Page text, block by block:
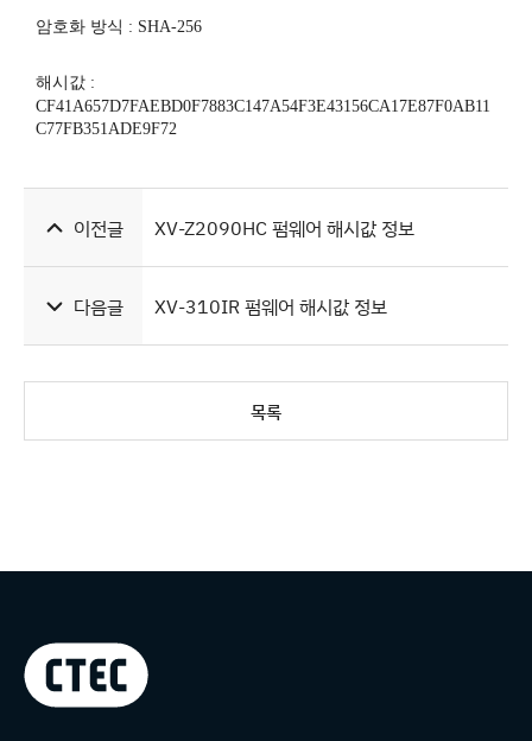
암호화 방식 : SHA-256
해시값 :
CF41A657D7FAEBD0F7883C147A54F3E43156CA17E87F0AB11
C77FB351ADE9F72
이전글 XV-Z2090HC 펌웨어 해시값 정보
다음글 XV-310IR 펌웨어 해시값 정보
목록